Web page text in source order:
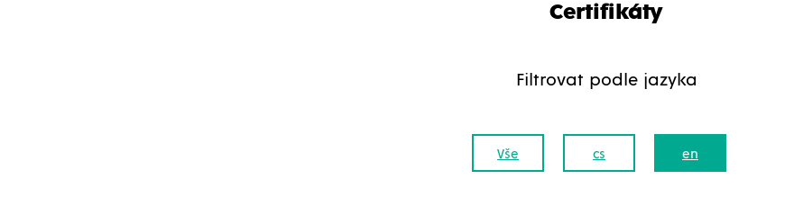
Certifikáty
Filtrovat podle jazyka
Vše cs en